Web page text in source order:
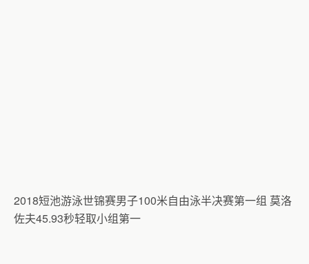
2018短池游泳世锦赛男子100米自由泳半决赛第一组 莫洛
佐夫45.93秒轻取小组第一